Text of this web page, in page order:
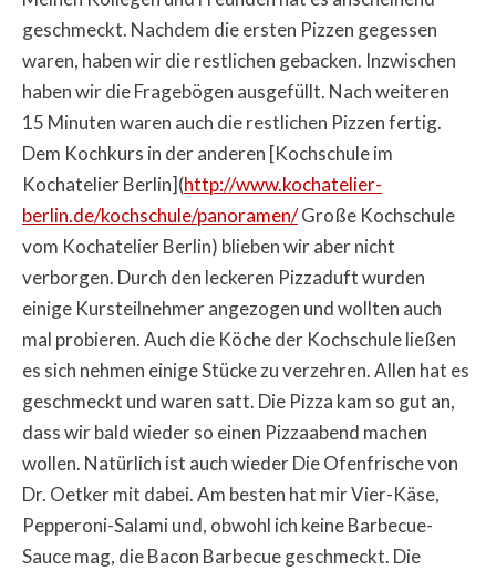
geschmeckt. Nachdem die ersten Pizzen gegessen
waren, haben wir die restlichen gebacken. Inzwischen
haben wir die Fragebögen ausgefüllt. Nach weiteren
15 Minuten waren auch die restlichen Pizzen fertig.
Dem Kochkurs in der anderen [Kochschule im
Kochatelier Berlin](http://www.kochatelier-
berlin.de/kochschule/panoramen/Große Kochschule
vom Kochatelier Berlin) blieben wir aber nicht
verborgen. Durch den leckeren Pizzaduft wurden
einige Kursteilnehmer angezogen und wollten auch
mal probieren. Auch die Köche der Kochschule ließen
es sich nehmen einige Stücke zu verzehren. Allen hat es
geschmeckt und waren satt. Die Pizza kam so gut an,
dass wir bald wieder so einen Pizzaabend machen
wollen. Natürlich ist auch wieder Die Ofenfrische von
Dr. Oetker mit dabei. Am besten hat mir Vier-Käse,
Pepperoni-Salami und, obwohl ich keine Barbecue-
Sauce mag, die Bacon Barbecue geschmeckt. Die